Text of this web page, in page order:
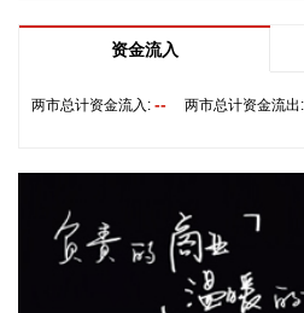
跨境电商生态体系、拓展跨境电商
企同心合力，构建亲清政商关系，
位。
2026-08-07 22:18:12
8月7日下午，国家防总副总指挥、
资金流入
两市总计资金流入: -- 两市总计资金流出: